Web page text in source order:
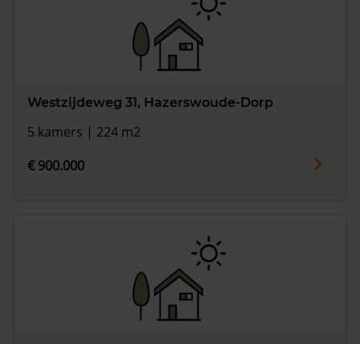
Westzijdeweg 31, Hazerswoude-Dorp
5 kamers | 224 m2
€ 900.000